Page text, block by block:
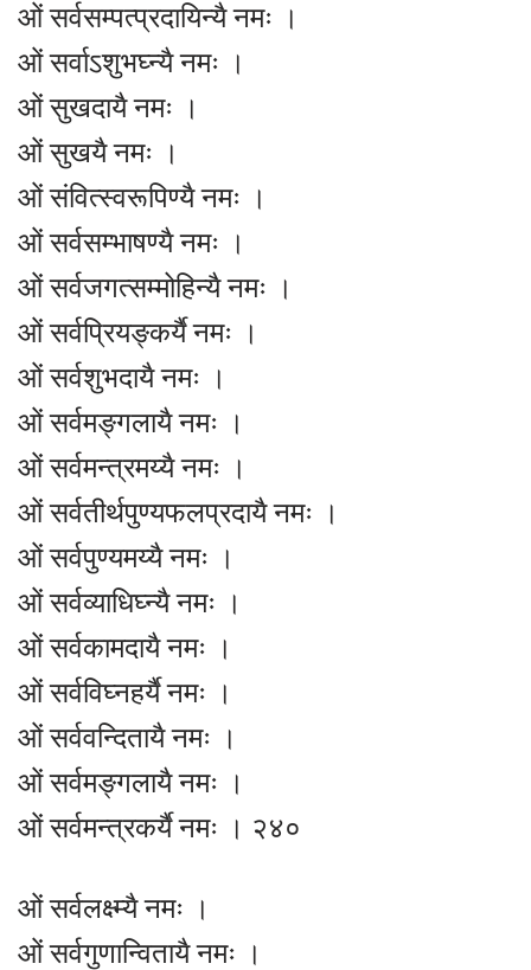
ओं सर्वसम्पत्प्रदायिन्यै नमः ।
ओं सर्वाऽशुभघ्न्यै नमः ।
ओं सुखदायै नमः ।
ओं सुखयै नमः ।
ओं संवित्स्वरूपिण्यै नमः ।
ओं सर्वसम्भाषण्यै नमः ।
ओं सर्वजगत्सम्मोहिन्यै नमः ।
ओं सर्वप्रियङ्कर्यै नमः ।
ओं सर्वशुभदायै नमः ।
ओं सर्वमङ्गलायै नमः ।
ओं सर्वमन्त्रमय्यै नमः ।
ओं सर्वतीर्थपुण्यफलप्रदायै नमः ।
ओं सर्वपुण्यमय्यै नमः ।
ओं सर्वव्याधिघ्न्यै नमः ।
ओं सर्वकामदायै नमः ।
ओं सर्वविघ्नहर्यै नमः ।
ओं सर्ववन्दितायै नमः ।
ओं सर्वमङ्गलायै नमः ।
ओं सर्वमन्त्रकर्यै नमः । २४०
ओं सर्वलक्ष्म्यै नमः ।
ओं सर्वगुणान्वितायै नमः ।